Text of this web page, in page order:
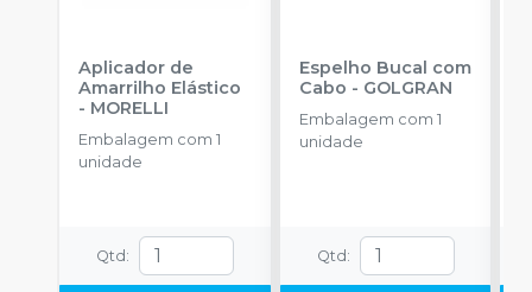
Aplicador de
Amarrilho Elástico
- MORELLI
Embalagem com 1
unidade
Qtd :
Espelho Bucal com
Cabo - GOLGRAN
Embalagem com 1
unidade
Qtd :